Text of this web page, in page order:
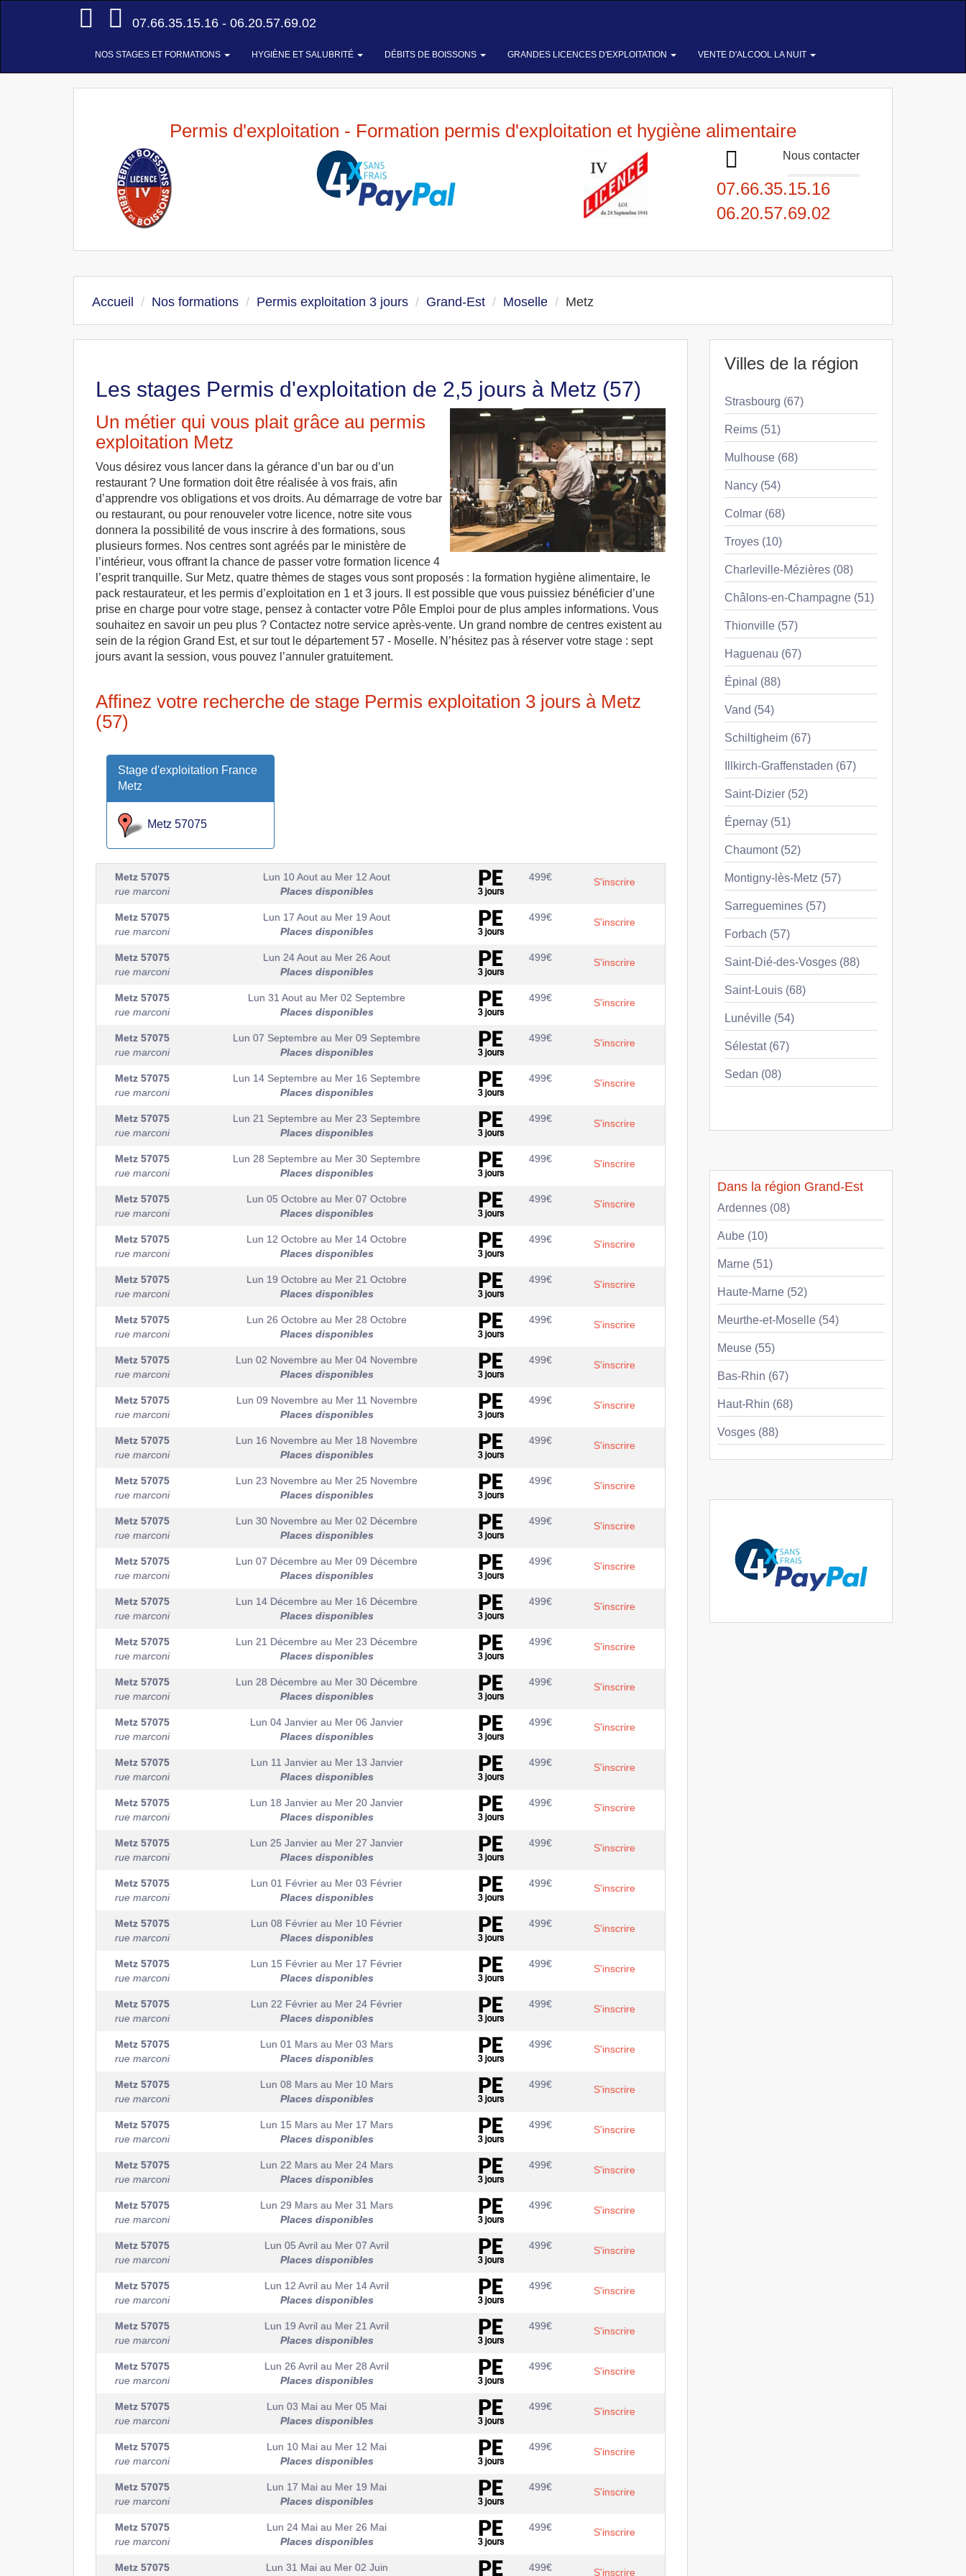
Accueil
07.66.35.15.16 - 06.20.57.69.02
NOS STAGES ET FORMATIONS HYGIÈNE ET SALUBRITÉ DÉBITS DE BOISSONS GRANDES LICENCES D'EXPLOITATION VENTE D'ALCOOL LA NUIT
Permis d'exploitation - Formation permis d'exploitation et hygiène alimentaire
Nous contacter
07.66.35.15.16
06.20.57.69.02
Accueil Nos formations Permis exploitation 3 jours Grand-Est Moselle Metz
Les stages Permis d'exploitation de 2,5 jours à Metz (57)
Un métier qui vous plait grâce au permis
exploitation Metz
Vous désirez vous lancer dans la gérance d’un bar ou d’un
restaurant ? Une formation doit être réalisée à vos frais, afin
d’apprendre vos obligations et vos droits. Au démarrage de votre bar
ou restaurant, ou pour renouveler votre licence, notre site vous
donnera la possibilité de vous inscrire à des formations, sous
plusieurs formes. Nos centres sont agréés par le ministère de
l’intérieur, vous offrant la chance de passer votre formation licence 4
l’esprit tranquille. Sur Metz, quatre thèmes de stages vous sont proposés : la formation hygiène alimentaire, le
pack restaurateur, et les permis d’exploitation en 1 et 3 jours. Il est possible que vous puissiez bénéficier d’une
prise en charge pour votre stage, pensez à contacter votre Pôle Emploi pour de plus amples informations. Vous
souhaitez en savoir un peu plus ? Contactez notre service après-vente. Un grand nombre de centres existent au
sein de la région Grand Est, et sur tout le département 57 - Moselle. N’hésitez pas à réserver votre stage : sept
jours avant la session, vous pouvez l’annuler gratuitement.
Affinez votre recherche de stage Permis exploitation 3 jours à Metz
(57)
Stage d'exploitation France
Metz
Metz 57075
Metz 57075
rue marconi
Lun 10 Aout au Mer 12 Aout
Places disponibles
499€ S'inscrire
Metz 57075
rue marconi
Lun 17 Aout au Mer 19 Aout
Places disponibles
499€ S'inscrire
Metz 57075
rue marconi
Lun 24 Aout au Mer 26 Aout
Places disponibles
499€ S'inscrire
Metz 57075
rue marconi
Lun 31 Aout au Mer 02 Septembre
Places disponibles
499€ S'inscrire
Metz 57075
rue marconi
Lun 07 Septembre au Mer 09 Septembre
Places disponibles
499€ S'inscrire
Metz 57075
rue marconi
Lun 14 Septembre au Mer 16 Septembre
Places disponibles
499€ S'inscrire
Metz 57075
rue marconi
Lun 21 Septembre au Mer 23 Septembre
Places disponibles
499€ S'inscrire
Metz 57075
rue marconi
Lun 28 Septembre au Mer 30 Septembre
Places disponibles
499€ S'inscrire
Metz 57075
rue marconi
Lun 05 Octobre au Mer 07 Octobre
Places disponibles
499€ S'inscrire
Metz 57075
rue marconi
Lun 12 Octobre au Mer 14 Octobre
Places disponibles
499€ S'inscrire
Metz 57075
rue marconi
Lun 19 Octobre au Mer 21 Octobre
Places disponibles
499€ S'inscrire
Metz 57075
rue marconi
Lun 26 Octobre au Mer 28 Octobre
Places disponibles
499€ S'inscrire
Metz 57075
rue marconi
Lun 02 Novembre au Mer 04 Novembre
Places disponibles
499€ S'inscrire
Metz 57075
rue marconi
Lun 09 Novembre au Mer 11 Novembre
Places disponibles
499€ S'inscrire
Metz 57075
rue marconi
Lun 16 Novembre au Mer 18 Novembre
Places disponibles
499€ S'inscrire
Metz 57075
rue marconi
Lun 23 Novembre au Mer 25 Novembre
Places disponibles
499€ S'inscrire
Metz 57075
rue marconi
Lun 30 Novembre au Mer 02 Décembre
Places disponibles
499€ S'inscrire
Metz 57075
rue marconi
Lun 07 Décembre au Mer 09 Décembre
Places disponibles
499€ S'inscrire
Metz 57075
rue marconi
Lun 14 Décembre au Mer 16 Décembre
Places disponibles
499€ S'inscrire
Metz 57075
rue marconi
Lun 21 Décembre au Mer 23 Décembre
Places disponibles
499€ S'inscrire
Metz 57075
rue marconi
Lun 28 Décembre au Mer 30 Décembre
Places disponibles
499€ S'inscrire
Metz 57075
rue marconi
Lun 04 Janvier au Mer 06 Janvier
Places disponibles
499€ S'inscrire
Metz 57075
rue marconi
Lun 11 Janvier au Mer 13 Janvier
Places disponibles
499€ S'inscrire
Metz 57075
rue marconi
Lun 18 Janvier au Mer 20 Janvier
Places disponibles
499€ S'inscrire
Metz 57075
rue marconi
Lun 25 Janvier au Mer 27 Janvier
Places disponibles
499€ S'inscrire
Metz 57075
rue marconi
Lun 01 Février au Mer 03 Février
Places disponibles
499€ S'inscrire
Metz 57075
rue marconi
Lun 08 Février au Mer 10 Février
Places disponibles
499€ S'inscrire
Metz 57075
rue marconi
Lun 15 Février au Mer 17 Février
Places disponibles
499€ S'inscrire
Metz 57075
rue marconi
Lun 22 Février au Mer 24 Février
Places disponibles
499€ S'inscrire
Metz 57075
rue marconi
Lun 01 Mars au Mer 03 Mars
Places disponibles
499€ S'inscrire
Metz 57075
rue marconi
Lun 08 Mars au Mer 10 Mars
Places disponibles
499€ S'inscrire
Metz 57075
rue marconi
Lun 15 Mars au Mer 17 Mars
Places disponibles
499€ S'inscrire
Metz 57075
rue marconi
Lun 22 Mars au Mer 24 Mars
Places disponibles
499€ S'inscrire
Metz 57075
rue marconi
Lun 29 Mars au Mer 31 Mars
Places disponibles
499€ S'inscrire
Metz 57075
rue marconi
Lun 05 Avril au Mer 07 Avril
Places disponibles
499€ S'inscrire
Metz 57075
rue marconi
Lun 12 Avril au Mer 14 Avril
Places disponibles
499€ S'inscrire
Metz 57075
rue marconi
Lun 19 Avril au Mer 21 Avril
Places disponibles
499€ S'inscrire
Metz 57075
rue marconi
Lun 26 Avril au Mer 28 Avril
Places disponibles
499€ S'inscrire
Metz 57075
rue marconi
Lun 03 Mai au Mer 05 Mai
Places disponibles
499€ S'inscrire
Metz 57075
rue marconi
Lun 10 Mai au Mer 12 Mai
Places disponibles
499€ S'inscrire
Metz 57075
rue marconi
Lun 17 Mai au Mer 19 Mai
Places disponibles
499€ S'inscrire
Metz 57075
rue marconi
Lun 24 Mai au Mer 26 Mai
Places disponibles
499€ S'inscrire
Metz 57075 Lun 31 Mai au Mer 02 Juin 499€ S'inscrire
Villes de la région
Strasbourg (67)
Reims (51)
Mulhouse (68)
Nancy (54)
Colmar (68)
Troyes (10)
Charleville-Mézières (08)
Châlons-en-Champagne (51)
Thionville (57)
Haguenau (67)
Épinal (88)
Vand (54)
Schiltigheim (67)
Illkirch-Graffenstaden (67)
Saint-Dizier (52)
Épernay (51)
Chaumont (52)
Montigny-lès-Metz (57)
Sarreguemines (57)
Forbach (57)
Saint-Dié-des-Vosges (88)
Saint-Louis (68)
Lunéville (54)
Sélestat (67)
Sedan (08)
Dans la région Grand-Est
Ardennes (08)
Aube (10)
Marne (51)
Haute-Marne (52)
Meurthe-et-Moselle (54)
Meuse (55)
Bas-Rhin (67)
Haut-Rhin (68)
Vosges (88)